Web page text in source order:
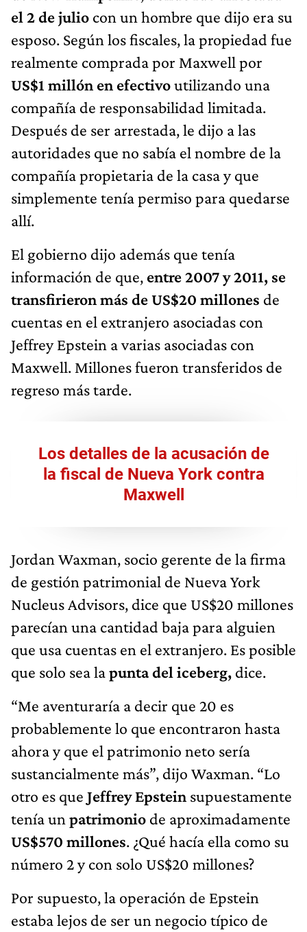
el 2 de julio con un hombre que dijo era su
esposo. Según los fiscales, la propiedad fue
realmente comprada por Maxwell por
US$1 millón en efectivoutilizando una
compañía de responsabilidad limitada.
Después de ser arrestada, le dijo a las
autoridades que no sabía el nombre de la
compañía propietaria de la casa y que
simplemente tenía permiso para quedarse
allí.
El gobierno dijo además que tenía
información de que, entre 2007 y 2011, se
transfirieron más de US$20 millones de
cuentas en el extranjero asociadas con
Jeffrey Epstein a varias asociadas con
Maxwell. Millones fueron transferidos de
regreso más tarde.
Los detalles de la acusación de
la fiscal de Nueva York contra
Maxwell
Jordan Waxman, socio gerente de la firma
de gestión patrimonial de Nueva York
Nucleus Advisors, dice que US$20 millones
parecían una cantidad baja para alguien
que usa cuentas en el extranjero. Es posible
que solo sea lapunta del iceberg, dice.
“Me aventuraría a decir que 20 es
probablemente lo que encontraron hasta
ahora y que el patrimonio neto sería
sustancialmente más”, dijo Waxman. “Lo
otro es que Jeffrey Epstein supuestamente
tenía un patrimonio de aproximadamente
US$570 millones. ¿Qué hacía ella como su
número 2 y con solo US$20 millones?
Por supuesto, la operación de Epstein
estaba lejos de ser un negocio típico de